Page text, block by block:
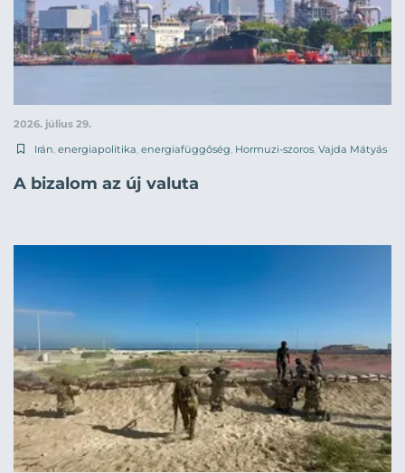
2026. július 29.
Irán, energiapolitika, energiafüggőség, Hormuzi-szoros, Vajda Mátyás
A bizalom az új valuta